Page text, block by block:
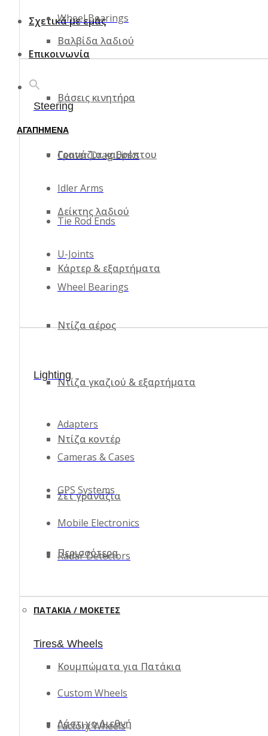
Σχετικά με εμάς
Επικοινωνία
ΑΓΑΠΗΜΕΝΑ
Βαλβίδα λαδιού
Βάσεις κινητήρα
Γρανάζια καθρέπτου
Δείκτης λαδιού
Κάρτερ & εξαρτήματα
Ντίζα αέρος
Ντίζα γκαζιού & εξαρτήματα
Ντίζα κοντέρ
Σέτ γρανάζια
Περισσότερα
ΠΑΤΆΚΙΑ / ΜΟΚΈΤΕΣ
Κουμπώματα για Πατάκια
Λάστιχο Διεθνή
Wheel Bearings
Steering
Center Drag Links
Idler Arms
Tie Rod Ends
U-Joints
Wheel Bearings
Lighting
Adapters
Cameras & Cases
GPS Systems
Mobile Electronics
Radar Detectors
Tires& Wheels
Custom Wheels
Factory Wheels